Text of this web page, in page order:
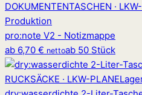
DOKUMENTENTASCHEN ·
Produktion
pro:note V2 - Notizmappe
ab 6,70 € nettoab 50 Stück
RUCKSÄCKE · LKW-PLANE